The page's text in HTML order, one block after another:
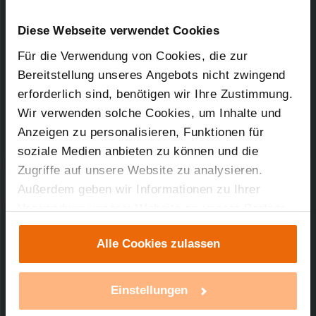
Diese Webseite verwendet Cookies
Für die Verwendung von Cookies, die zur
Bereitstellung unseres Angebots nicht zwingend
erforderlich sind, benötigen wir Ihre Zustimmung.
Wir verwenden solche Cookies, um Inhalte und
Anzeigen zu personalisieren, Funktionen für
soziale Medien anbieten zu können und die
Zugriffe auf unsere Website zu analysieren.
Außerdem geben wir Informationen zu Ihrer
Verwendung unserer Website an unsere Partner
für soziale Medien, Werbung und Analysen weiter.
Unsere Partner führen diese Informationen
möglicherweise mit weiteren Daten zusammen,
die Sie ihnen bereitgestellt haben oder die sie im
Alle Cookies zulassen
Einstellungen
Artikel-Nr.: 92055
11.08.2010
45,46 KB
Technischer Support
Sie benötigen technischen Support bei einem